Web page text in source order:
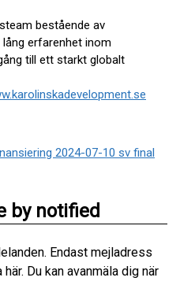
bestående av
erfarenhet inom
till ett starkt globalt
2024-07-10 sv final
by notified
Endast mejladress
Du kan avanmäla dig när